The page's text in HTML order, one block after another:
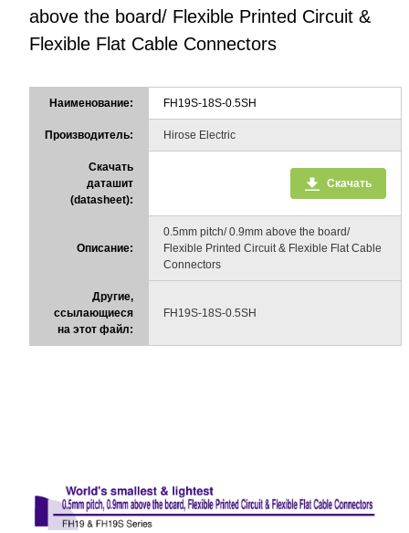
above the board/ Flexible Printed Circuit &
Flexible Flat Cable Connectors
Наименование: FH19S-18S-0.5SH
Производитель: Hirose Electric
Скачать
даташит
(datasheet):
Скачать
Описание:
0.5mm pitch/ 0.9mm above the board/
Flexible Printed Circuit & Flexible Flat Cable
Connectors
Другие,
ссылающиеся
на этот файл:
FH19S-18S-0.5SH